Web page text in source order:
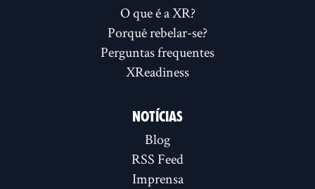
O que é a XR?
Porquê rebelar-se?
Perguntas frequentes
XReadiness
NOTÍCIAS
Blog
RSS Feed
Imprensa